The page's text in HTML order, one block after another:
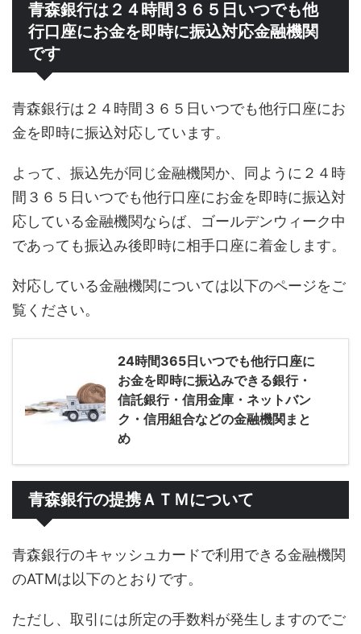
青森銀行は２４時間３６５日いつでも他
行口座にお金を即時に振込対応金融機関
です
青森銀行は２４時間３６５日いつでも他行口座にお
金を即時に振込対応しています。
よって、振込先が同じ金融機関か、同ように２４時
間３６５日いつでも他行口座にお金を即時に振込対
応している金融機関ならば、ゴールデンウィーク中
であっても振込み後即時に相手口座に着金します。
対応している金融機関については以下のページをご
覧ください。
24時間365日いつでも他行口座に
お金を即時に振込みできる銀行・
信託銀行・信用金庫・ネットバン
ク・信用組合などの金融機関まと
め
青森銀行の提携ＡＴＭについて
青森銀行のキャッシュカードで利用できる金融機関
のATMは以下のとおりです。
ただし、取引には所定の手数料が発生しますのでご